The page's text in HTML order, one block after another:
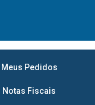
Pedidos
Notas Fiscais